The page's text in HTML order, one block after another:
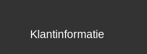
Klantinformatie